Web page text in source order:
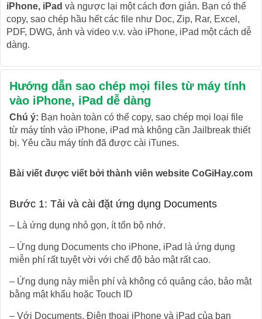
iPhone, iPad và ngược lại một cách đơn giản. Bạn có thể
copy, sao chép hầu hết các file như Doc, Zip, Rar, Excel,
PDF, DWG, ảnh và video v.v. vào iPhone, iPad một cách dễ
dàng.
Hướng dẫn sao chép mọi files từ máy tính
vào iPhone, iPad dễ dàng
Chú ý: Bạn hoàn toàn có thể copy, sao chép mọi loại file
từ máy tính vào iPhone, iPad mà không cần Jailbreak thiết
bị. Yêu cầu máy tính đã được cài iTunes.
Bài viết được viết bởi thành viên website CoGiHay.com
Bước 1: Tải và cài đặt ứng dụng Documents
– Là ứng dụng nhỏ gọn, ít tốn bộ nhớ.
– Ứng dụng Documents cho iPhone, iPad là ứng dụng
miễn phí rất tuyệt vời với chế độ bảo mật rất cao.
– Ứng dụng này miễn phí và không có quảng cáo, bảo mật
bằng mật khẩu hoặc Touch ID
– Với Documents, Điện thoại iPhone và iPad của bạn